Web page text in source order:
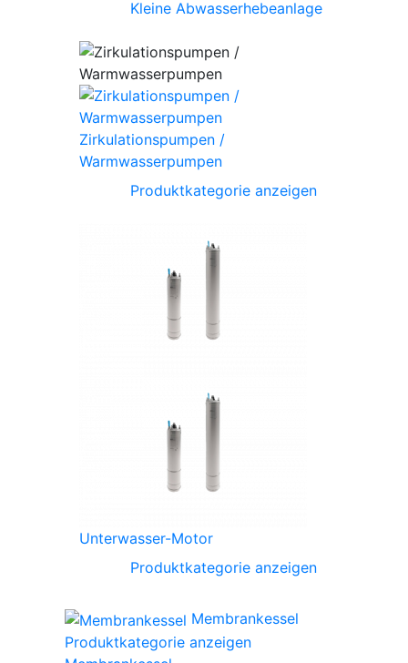
Kleine Abwasserhebeanlage
Zirkulationspumpen /
Warmwasserpumpen
Produktkategorie anzeigen
Unterwasser-Motor
Produktkategorie anzeigen
Membrankessel
Produktkategorie anzeigen